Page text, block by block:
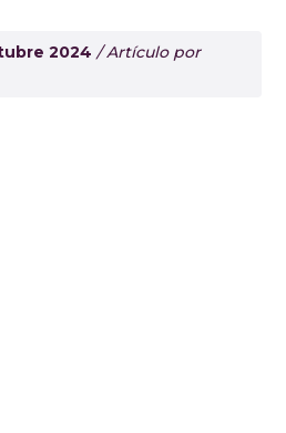
2024 / Artículo por